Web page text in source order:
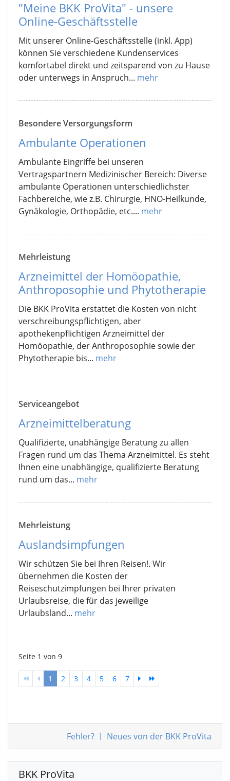
"Meine BKK ProVita" - unsere
Online-Geschäftsstelle
Mit unserer Online-Geschäftsstelle (inkl. App)
können Sie verschiedene Kundenservices
komfortabel direkt und zeitsparend von zu Hause
oder unterwegs in Anspruch... mehr
Besondere Versorgungsform
Ambulante Operationen
Ambulante Eingriffe bei unseren
Vertragspartnern Medizinischer Bereich: Diverse
ambulante Operationen unterschiedlichster
Fachbereiche, wie z.B. Chirurgie, HNO-Heilkunde,
Gynäkologie, Orthopädie, etc.... mehr
Mehrleistung
Arzneimittel der Homöopathie,
Anthroposophie und Phytotherapie
Die BKK ProVita erstattet die Kosten von nicht
verschreibungspflichtigen, aber
apothekenpflichtigen Arzneimittel der
Homöopathie, der Anthroposophie sowie der
Phytotherapie bis... mehr
Serviceangebot
Arzneimittelberatung
Qualifizierte, unabhängige Beratung zu allen
Fragen rund um das Thema Arzneimittel. Es steht
Ihnen eine unabhängige, qualifizierte Beratung
rund um das... mehr
Mehrleistung
Auslandsimpfungen
Wir schützen Sie bei Ihren Reisen!. Wir
übernehmen die Kosten der
Reiseschutzimpfungen bei Ihrer privaten
Urlaubsreise, die für das jeweilige
Urlaubsland... mehr
Seite 1 von 9
1 2 3 4 5 6 7
Fehler? | Neues von der BKK ProVita
BKK ProVita